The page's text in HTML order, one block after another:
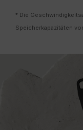
* Die
Speicherkapazitäten